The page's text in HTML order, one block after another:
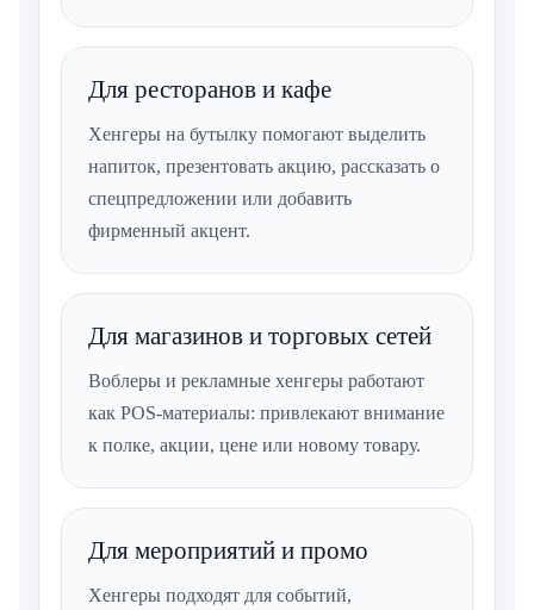
Для ресторанов и кафе
Хенгеры на бутылку помогают выделить
напиток, презентовать акцию, рассказать о
спецпредложении или добавить
фирменный акцент.
Для магазинов и торговых сетей
Воблеры и рекламные хенгеры работают
как POS-материалы: привлекают внимание
к полке, акции, цене или новому товару.
Для мероприятий и промо
Хенгеры подходят для событий,